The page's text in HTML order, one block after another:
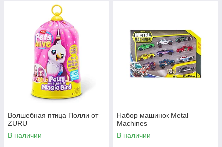
Волшебная птица Полли от
ZURU
В наличии
Набор машинок Metal
Machines
В наличии